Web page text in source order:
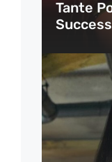
Tante